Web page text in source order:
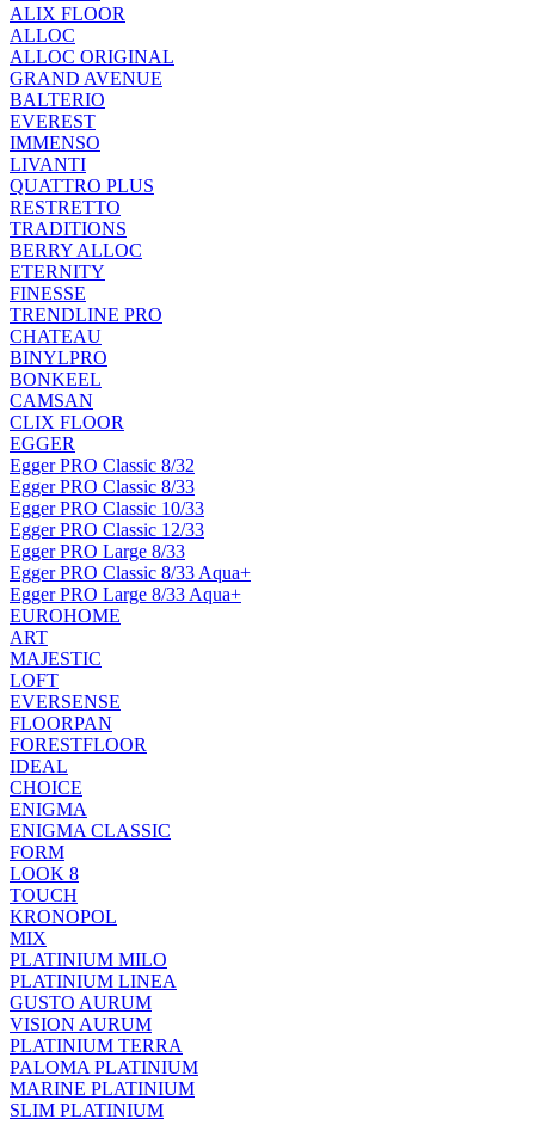
ALIX FLOOR
ALLOC
ALLOC ORIGINAL
GRAND AVENUE
BALTERIO
EVEREST
IMMENSO
LIVANTI
QUATTRO PLUS
RESTRETTO
TRADITIONS
BERRY ALLOC
ETERNITY
FINESSE
TRENDLINE PRO
CHATEAU
BINYLPRO
BONKEEL
CAMSAN
CLIX FLOOR
EGGER
Egger PRO Classic 8/32
Egger PRO Classic 8/33
Egger PRO Classic 10/33
Egger PRO Classic 12/33
Egger PRO Large 8/33
Egger PRO Classic 8/33 Aqua+
Egger PRO Large 8/33 Aqua+
EUROHOME
ART
MAJESTIC
LOFT
EVERSENSE
FLOORPAN
FORESTFLOOR
IDEAL
CHOICE
ENIGMA
ENIGMA CLASSIC
FORM
LOOK 8
TOUCH
KRONOPOL
MIX
PLATINIUM MILO
PLATINIUM LINEA
GUSTO AURUM
VISION AURUM
PLATINIUM TERRA
PALOMA PLATINIUM
MARINE PLATINIUM
SLIM PLATINIUM